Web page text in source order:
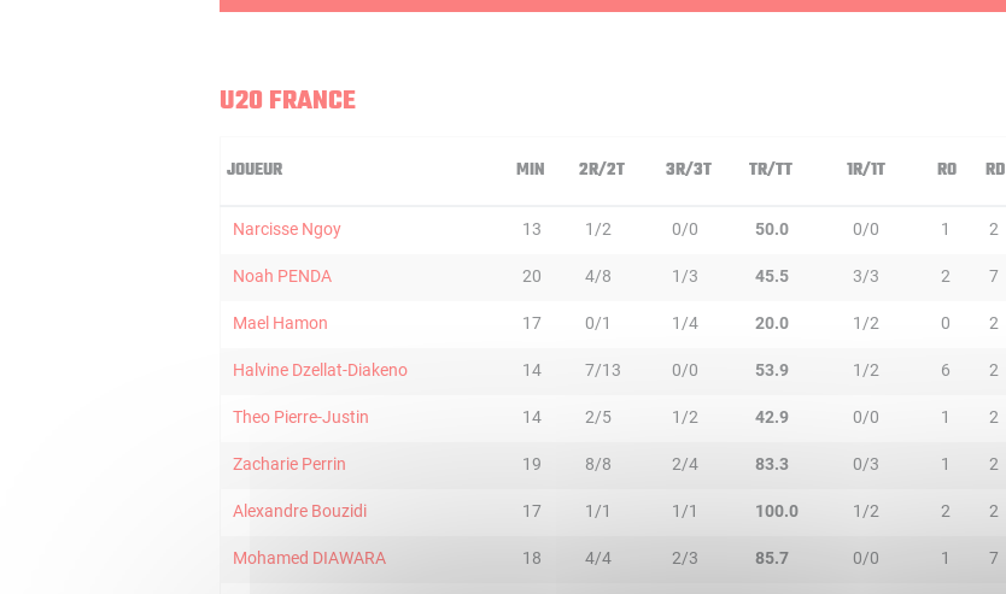
U20 FRANCE
JOUEUR MIN 2R/2T 3R/3T TR/TT 1R/1T RO RD
Narcisse Ngoy 13 1/2 0/0 50.0 0/0 1 2
Noah PENDA 20 4/8 1/3 45.5 3/3 2 7
Mael Hamon 17 0/1 1/4 20.0 1/2 0 2
Halvine Dzellat-Diakeno 14 7/13 0/0 53.9 1/2 6 2
Theo Pierre-Justin 14 2/5 1/2 42.9 0/0 1 2
Zacharie Perrin 19 8/8 2/4 83.3 0/3 1 2
Alexandre Bouzidi 17 1/1 1/1 100.0 1/2 2 2
Mohamed DIAWARA 18 4/4 2/3 85.7 0/0 1 7